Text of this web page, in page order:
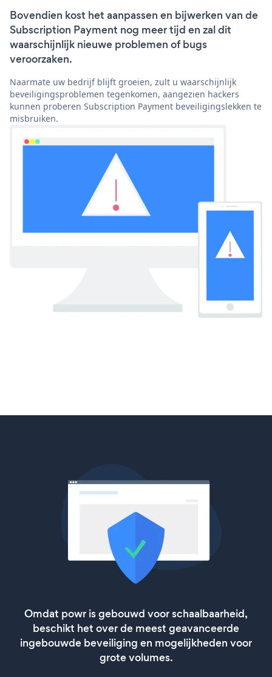
Bovendien kost het aanpassen en bijwerken van de
Subscription Payment nog meer tijd en zal dit
waarschijnlijk nieuwe problemen of bugs
veroorzaken.
Naarmate uw bedrijf blijft groeien, zult u waarschijnlijk
beveiligingsproblemen tegenkomen, aangezien hackers
kunnen proberen Subscription Payment beveiligingslekken te
misbruiken.
Omdat powr is gebouwd voor schaalbaarheid,
beschikt het over de meest geavanceerde
ingebouwde beveiliging en mogelijkheden voor
grote volumes.